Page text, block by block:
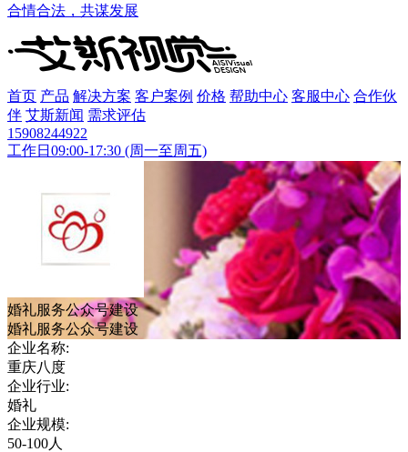
合情合法，共谋发展
首页 产品 解决方案 客户案例 价格 帮助中心 客服中心 合作伙
伴 艾斯新闻 需求评估
15908244922
工作日09:00-17:30 (周一至周五)
婚礼服务公众号建设
婚礼服务公众号建设
企业名称:
重庆八度
企业行业:
婚礼
企业规模:
50-100人